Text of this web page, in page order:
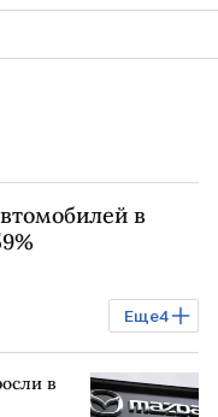
в
Еще4
в